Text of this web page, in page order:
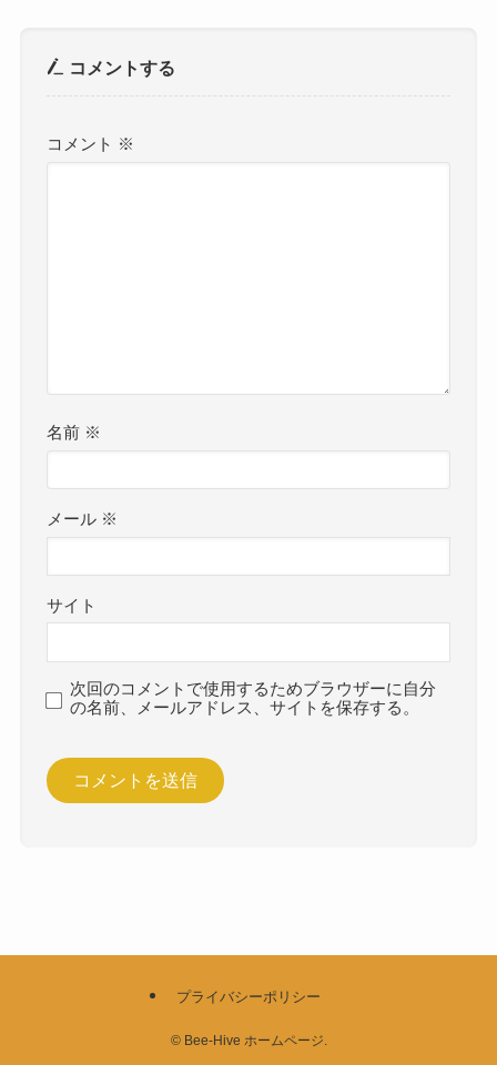
コメントする
コメント ※
名前 ※
メール ※
サイト
次回のコメントで使用するためブラウザーに自分
の名前、メールアドレス、サイトを保存する。
プライバシーポリシー
©Bee-Hive ホームページ.